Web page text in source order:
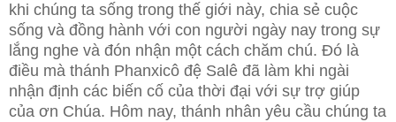
khi chúng ta sống trong thế giới này, chia sẻ cuộc
sống và đồng hành với con người ngày nay trong sự
lắng nghe và đón nhận một cách chăm chú. Đó là
điều mà thánh Phanxicô đệ Salê đã làm khi ngài
nhận định các biến cố của thời đại với sự trợ giúp
của ơn Chúa. Hôm nay, thánh nhân yêu cầu chúng ta